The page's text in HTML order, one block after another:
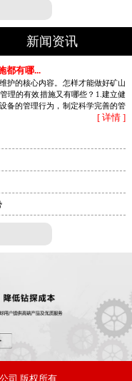
新闻资讯
都有哪...
护的核心内容。怎样才能做好矿山
理的有效措施又有哪些？1.建立健
备的管理行为，制定科学完善的管
[ 详情 ]
司 版权所有